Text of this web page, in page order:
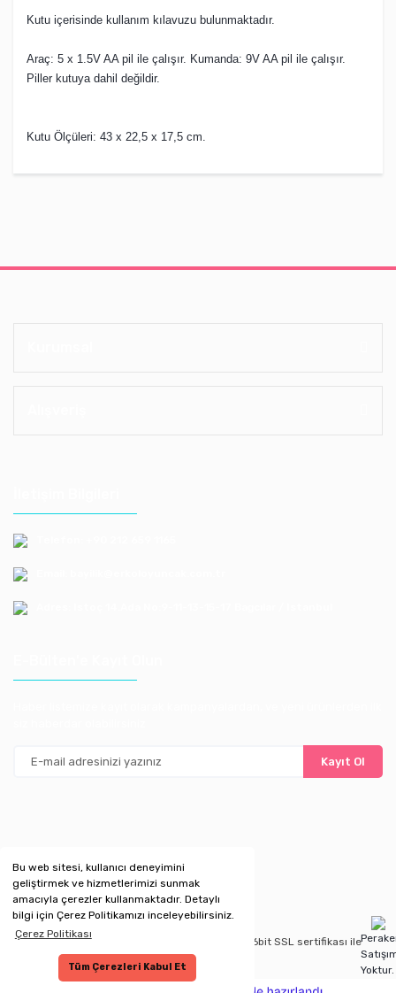
Bu web sitesi, kullanıcı deneyimini
geliştirmek ve hizmetlerimizi sunmak
amacıyla çerezler kullanmaktadır. Detaylı
bilgi için Çerez Politikamızı inceleyebilirsiniz.
Çerez Politikası
Tüm Çerezleri Kabul Et
Kutu içerisinde kullanım kılavuzu bulunmaktadır.
Araç: 5 x 1.5V AA pil ile çalışır. Kumanda: 9V AA pil ile çalışır.
Piller kutuya dahil değildir.
Kutu Ölçüleri: 43 x 22,5 x 17,5 cm.
Kayıt Ol
Copyright 2020 © Kredi kartı bilgileriniz 256bit SSL sertifikası ile
korunmaktadır.
Yoktur.